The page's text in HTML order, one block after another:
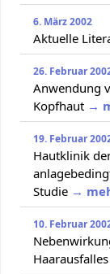
6. März 2002
Aktuelle
26. Februar
Anwendung
Kopfhaut →
19. Februar
Hautklinik
Studie →
10. Februar